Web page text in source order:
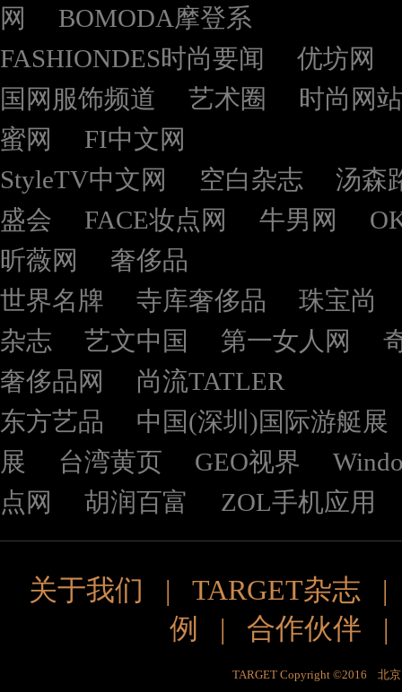
网
BOMODA摩登系
FASHIONDES时尚要闻
优坊网
国网服饰频道
艺术圈
时尚网站
蜜网
FI中文网
StyleTV中文网
空白杂志
汤森
盛会
FACE妆点网 牛男网
昕薇网
奢侈品
世界名牌
寺库奢侈品
珠宝尚
杂志
艺文中国 第一女人网
奢侈品网
尚流TATLER
东方艺品
中国(深圳)国际游艇展
展
台湾黄页 GEO视界
点网
胡润百富 ZOL手机应用
关于我们 | TARGET杂志
例
| 合作伙伴
TARGET Copyright ©2016 北